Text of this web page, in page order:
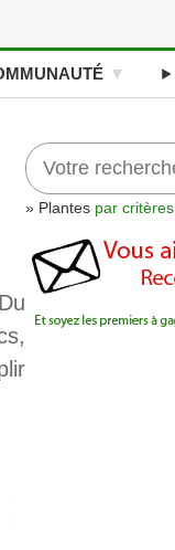
» Plantes par critères